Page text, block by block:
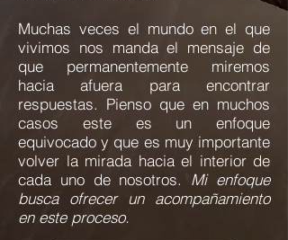
Muchas veces el mundo en el que
vivimos nos manda el mensaje de
que permanentemente miremos
hacia afuera para encontrar
respuestas. Pienso que en muchos
casos este es un enfoque
equivocado y que es muy importante
volver la mirada hacia el interior de
cada uno de nosotros. Mi enfoque
busca ofrecer un acompañamiento
en este proceso.